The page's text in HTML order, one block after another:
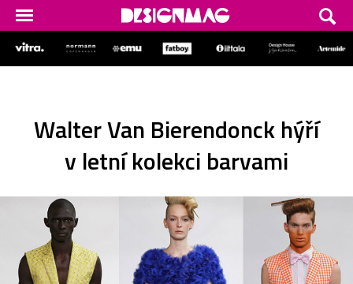
Walter Van Bierendonck hýří
v letní kolekci barvami